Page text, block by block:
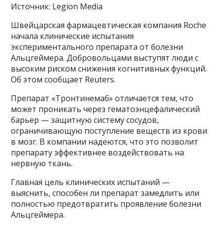
Источник: Legion Media
Швейцарская фармацевтическая компания Roche
начала клинические испытания
экспериментального препарата от болезни
Альцгеймера. Добровольцами выступят люди с
высоким риском снижения когнитивных функций.
Об этом сообщает Reuters.
Препарат «Тронтинемаб» отличается тем, что
может проникать через гематоэнцефалический
барьер — защитную систему сосудов,
ограничивающую поступление веществ из крови
в мозг. В компании надеются, что это позволит
препарату эффективнее воздействовать на
нервную ткань.
Главная цель клинических испытаний —
выяснить, способен ли препарат замедлить или
полностью предотвратить проявление болезни
Альцгеймера.